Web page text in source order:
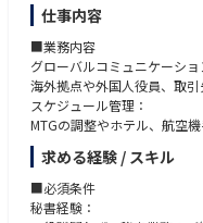
■キャリアパス
以下のようなキャリアパスを
・短期（1～3年目） 第一線
着実に身につけていただきま
・中期（3～5年目） 現場経
体の基盤づくりや業務改善に
・長期（5年以上） チーム
質向上や組織力強化、後進育
仕事内容
■業務内容
グローバルコミュニケーショ
海外拠点や外国人役員、取
スケジュール管理：
MTGの調整やホテル、航空
会議運営サポート：英語によ
求める経験 / スキル
■必須条件
秘書経験：